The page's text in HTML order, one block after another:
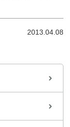
2013.04.08